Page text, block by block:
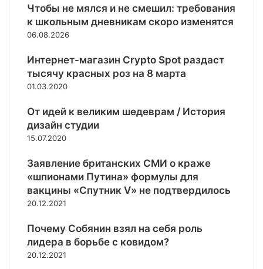
и
а
р
с
о
в
н
ы
з
г
р
а
н
ц
е
й
С
о
и
м
п
р
т
а
я
д
а
т
в
а
р
о
ц
и
й
р
о
т
в
Р
о
с
и
и
и
п
р
о
т
а
д
л
я
а
б
о
т
с
е
р
е
в
ы
о
т
п
л
н
Чтобы не мялся и не смешил: требования
к школьным дневникам скоро изменятся
06.08.2026
Интернет-магазин Crypto Spot раздаст
тысячу красных роз на 8 марта
01.03.2020
От идей к великим шедеврам / История
дизайн студии
15.07.2020
Заявление британских СМИ о краже
«шпионами Путина» формулы для
вакцины «Спутник V» не подтвердилось
20.12.2021
Почему Собянин взял на себя роль
лидера в борьбе с ковидом?
20.12.2021